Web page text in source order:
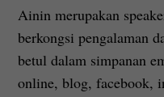
Ainin merupakan
berkongsi pengalaman
betul dalam simpanan
online, blog, facebook,